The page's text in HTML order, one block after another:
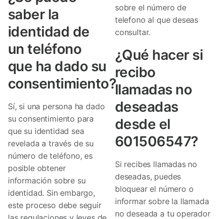
saber la
identidad de
un teléfono
que ha dado su
consentimiento?
Sí, si una persona ha dado
su consentimiento para
que su identidad sea
revelada a través de su
número de teléfono, es
posible obtener
información sobre su
identidad. Sin embargo,
este proceso debe seguir
sobre el número de
telefono al que deseas
consultar.
¿Qué hacer si
recibo
llamadas no
deseadas
desde el
601506547?
Si recibes llamadas no
deseadas, puedes
bloquear el número o
informar sobre la llamada
no deseada a tu operador